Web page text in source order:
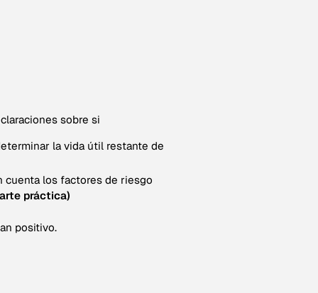
sobre si
la vida útil restante de
cuenta los factores de riesgo
práctica)
positivo.